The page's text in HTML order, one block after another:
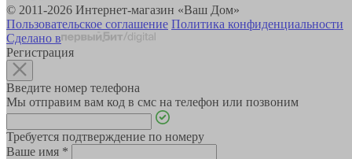
© 2011-2026 Интернет-магазин «Ваш Дом»
Пользовательское соглашение Политика конфиденциальности
Сделано в
Регистрация
Введите номер телефона
Мы отправим вам код в смс на телефон или позвоним
Требуется подтверждение по номеру
Ваше имя *